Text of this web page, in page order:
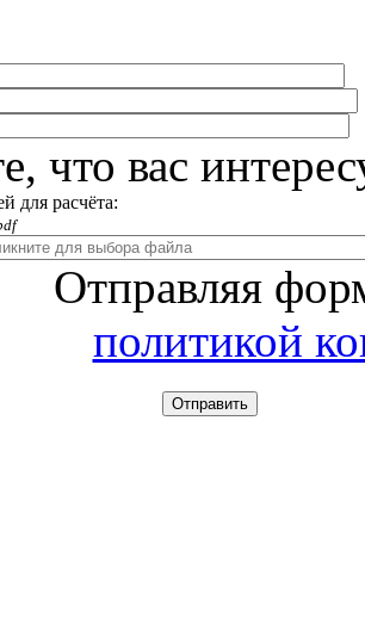
что вас
для расчёта:
Отправляя
политикой
Отправить